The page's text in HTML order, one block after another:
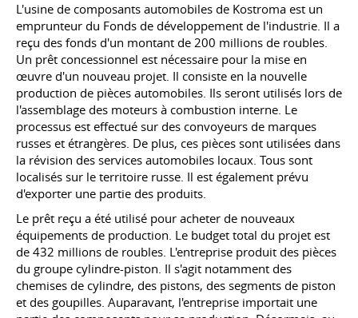
L'usine de composants automobiles de Kostroma est un
emprunteur du Fonds de développement de l'industrie. Il a
reçu des fonds d'un montant de 200 millions de roubles.
Un prêt concessionnel est nécessaire pour la mise en
œuvre d'un nouveau projet. Il consiste en la nouvelle
production de pièces automobiles. Ils seront utilisés lors de
l'assemblage des moteurs à combustion interne. Le
processus est effectué sur des convoyeurs de marques
russes et étrangères. De plus, ces pièces sont utilisées dans
la révision des services automobiles locaux. Tous sont
localisés sur le territoire russe. Il est également prévu
d'exporter une partie des produits.
Le prêt reçu a été utilisé pour acheter de nouveaux
équipements de production. Le budget total du projet est
de 432 millions de roubles. L'entreprise produit des pièces
du groupe cylindre-piston. Il s'agit notamment des
chemises de cylindre, des pistons, des segments de piston
et des goupilles. Auparavant, l'entreprise importait une